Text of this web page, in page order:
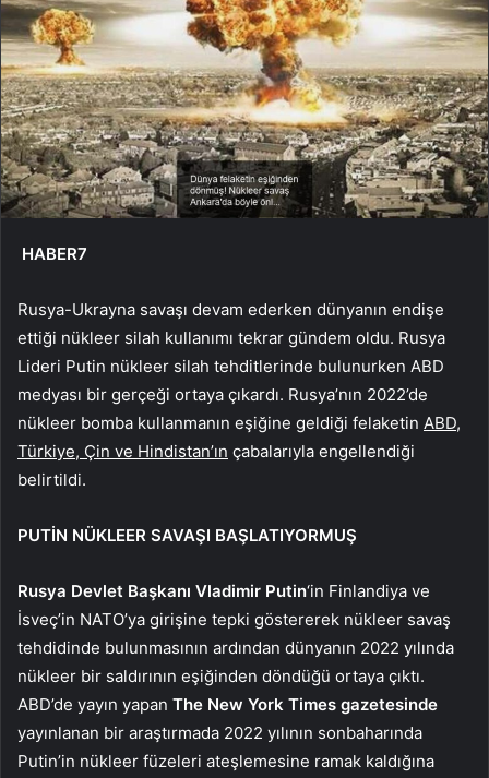
HABER7
Rusya-Ukrayna savaşı devam ederken dünyanın endişe
ettiği nükleer silah kullanımı tekrar gündem oldu. Rusya
Lideri Putin nükleer silah tehditlerinde bulunurken ABD
medyası bir gerçeği ortaya çıkardı. Rusya’nın 2022’de
nükleer bomba kullanmanın eşiğine geldiği felaketin ABD,
Türkiye, Çin ve Hindistan’ın çabalarıyla engellendiği
belirtildi.
PUTİN NÜKLEER SAVAŞI BAŞLATIYORMUŞ
Rusya Devlet Başkanı Vladimir Putin‘in Finlandiya ve
İsveç’in NATO’ya girişine tepki göstererek nükleer savaş
tehdidinde bulunmasının ardından dünyanın 2022 yılında
nükleer bir saldırının eşiğinden döndüğü ortaya çıktı.
ABD’de yayın yapan The New York Times gazetesinde
yayınlanan bir araştırmada 2022 yılının sonbaharında
Putin’in nükleer füzeleri ateşlemesine ramak kaldığına